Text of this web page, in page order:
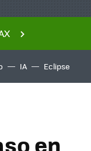
IA Eclipse
en